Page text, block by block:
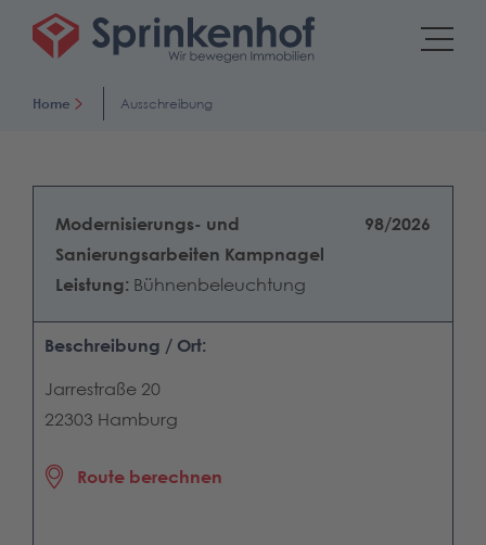
Home Ausschreibung
98/2026
Modernisierungs- und
Sanierungsarbeiten Kampnagel
Leistung: Bühnenbeleuchtung
Beschreibung / Ort:
Jarrestraße 20
22303 Hamburg
Route berechnen